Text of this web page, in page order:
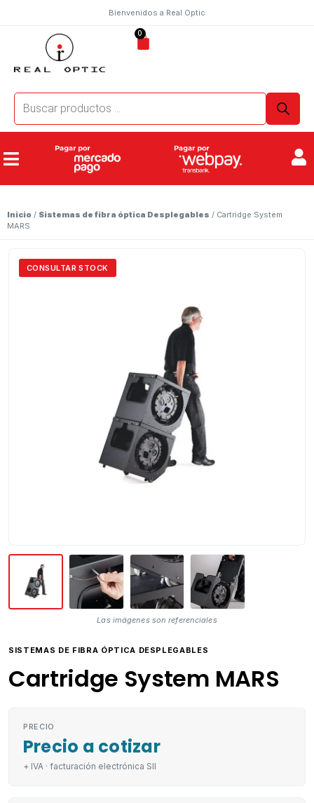
Bienvenidos a Real Optic
0
Inicio / Sistemas de fibra óptica Desplegables / Cartridge System
MARS
CONSULTAR STOCK
Las imágenes son referenciales
SISTEMAS DE FIBRA ÓPTICA DESPLEGABLES
Cartridge System MARS
PRECIO
Precio a cotizar
+ IVA · facturación electrónica SII